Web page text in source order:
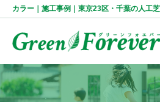
カラー｜施工事例｜東京23区・千葉の人工